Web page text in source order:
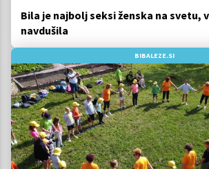
Bila je najbolj seksi ženska na svetu,
navdušila
BIBALEZE.SI